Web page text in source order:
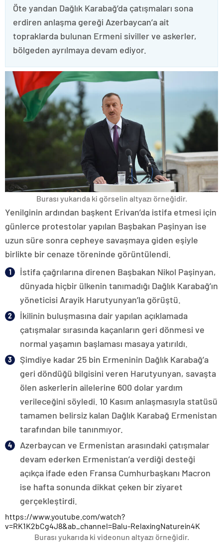
Öte yandan Dağlık Karabağ’da çatışmaları sona
erdiren anlaşma gereği Azerbaycan’a ait
topraklarda bulunan Ermeni siviller ve askerler,
bölgeden ayrılmaya devam ediyor.
Burası yukarıda ki görselin altyazı örneğidir.
Yenilginin ardından başkent Erivan’da istifa etmesi için
günlerce protestolar yapılan Başbakan Paşinyan ise
uzun süre sonra cepheye savaşmaya giden eşiyle
birlikte bir cenaze töreninde görüntülendi.
İstifa çağrılarına direnen Başbakan Nikol Paşinyan,
dünyada hiçbir ülkenin tanımadığı Dağlık Karabağ’ın
yöneticisi Arayik Harutyunyan’la görüştü.
İkilinin buluşmasına dair yapılan açıklamada
çatışmalar sırasında kaçanların geri dönmesi ve
normal yaşamın başlaması masaya yatırıldı.
Şimdiye kadar 25 bin Ermeninin Dağlık Karabağ’a
geri döndüğü bilgisini veren Harutyunyan, savaşta
ölen askerlerin ailelerine 600 dolar yardım
verileceğini söyledi. 10 Kasım anlaşmasıyla statüsü
tamamen belirsiz kalan Dağlık Karabağ Ermenistan
tarafından bile tanınmıyor.
Azerbaycan ve Ermenistan arasındaki çatışmalar
devam ederken Ermenistan’a verdiği desteği
açıkça ifade eden Fransa Cumhurbaşkanı Macron
ise hafta sonunda dikkat çeken bir ziyaret
gerçekleştirdi.
https://www.youtube.com/watch?
v=RK1K2bCg4J8&ab_channel=Balu-RelaxingNaturein4K
Burası yukarıda ki videonun altyazı örneğidir.